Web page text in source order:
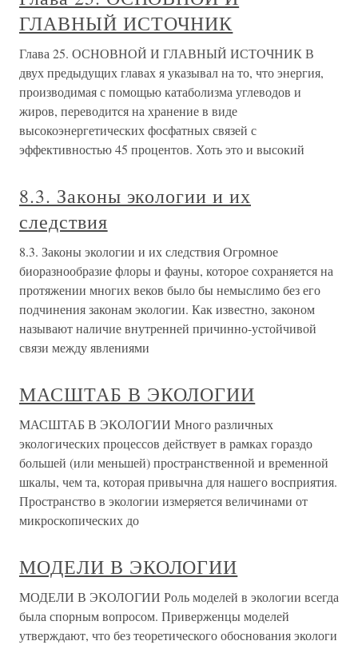
ГЛАВНЫЙ ИСТОЧНИК
Глава 25. ОСНОВНОЙ И ГЛАВНЫЙ ИСТОЧНИК В
двух предыдущих главах я указывал на то, что энергия,
производимая с помощью катаболизма углеводов и
жиров, переводится на хранение в виде
высокоэнергетических фосфатных связей с
эффективностью 45 процентов. Хоть это и высокий
8.3. Законы экологии и их
следствия
8.3. Законы экологии и их следствия Огромное
биоразнообразие флоры и фауны, которое сохраняется на
протяжении многих веков было бы немыслимо без его
подчинения законам экологии. Как известно, законом
называют наличие внутренней причинно-устойчивой
связи между явлениями
МАСШТАБ В ЭКОЛОГИИ
МАСШТАБ В ЭКОЛОГИИ Много различных
экологических процессов действует в рамках гораздо
большей (или меньшей) пространственной и временной
шкалы, чем та, которая привычна для нашего восприятия.
Пространство в экологии измеряется величинами от
микроскопических до
МОДЕЛИ В ЭКОЛОГИИ
МОДЕЛИ В ЭКОЛОГИИ Роль моделей в экологии всегда
была спорным вопросом. Приверженцы моделей
утверждают, что без теоретического обоснования экологи